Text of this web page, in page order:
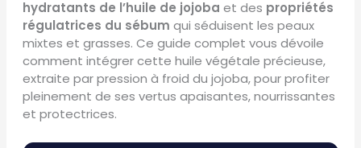
hydratants de l’huile de jojoba et des propriétés
régulatrices du sébum qui séduisent les peaux
mixtes et grasses. Ce guide complet vous dévoile
comment intégrer cette huile végétale précieuse,
extraite par pression à froid du jojoba, pour profiter
pleinement de ses vertus apaisantes, nourrissantes
et protectrices.